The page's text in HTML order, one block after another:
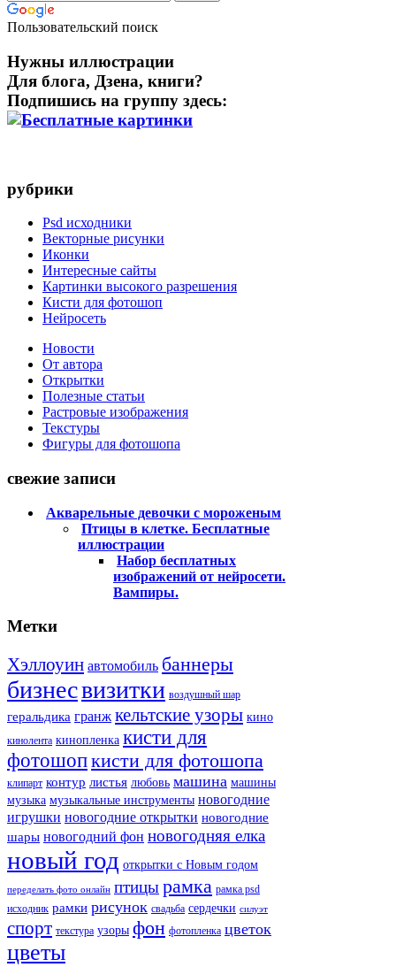
Пользовательский поиск
Нужны иллюстрации
Для блога, Дзена, книги?
Подпишись на группу здесь:
рубрики
Psd исходники
Векторные рисунки
Иконки
Интересные сайты
Картинки высокого разрешения
Кисти для фотошоп
Нейросеть
Новости
От автора
Открытки
Полезные статьи
Растровые изображения
Текстуры
Фигуры для фотошопа
свежие записи
Акварельные девочки с мороженым
Птицы в клетке. Бесплатные
иллюстрации
Набор бесплатных
изображений от нейросети.
Вампиры.
Метки
Хэллоуин автомобиль баннеры
бизнесвизитки воздушный шар
геральдика гранж кельтские узоры кино
кинолента кинопленка кисти для
фотошопкисти для фотошопа
клипарт контур листья любовь машина машины
музыка музыкальные инструменты новогодние
игрушки новогодние открытки новогодние
шары новогодний фон новогодняя елка
новый год открытки с Новым годом
переделать фото онлайн птицырамка рамка psd
исходник рамки рисунок свадьба сердечки силуэт
спорт текстура узоры фон фотопленка цветок
цветы